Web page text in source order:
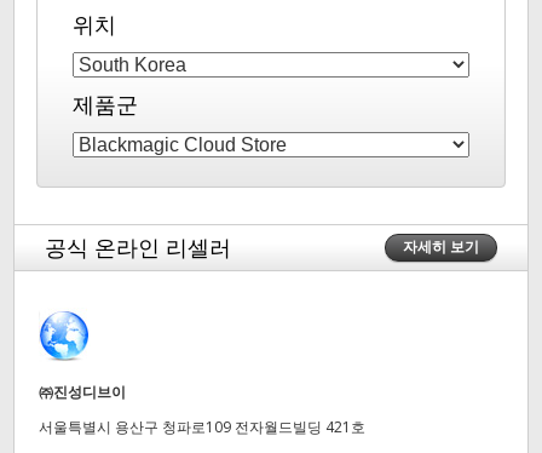
Austria
Brazil
Canada
Denmark
Finland
Hong Kong SAR, China
위치
제품군
공식 온라인 리셀러 자세히 보기
㈜진성디브이
서울특별시 용산구 청파로109 전자월드빌딩 421호